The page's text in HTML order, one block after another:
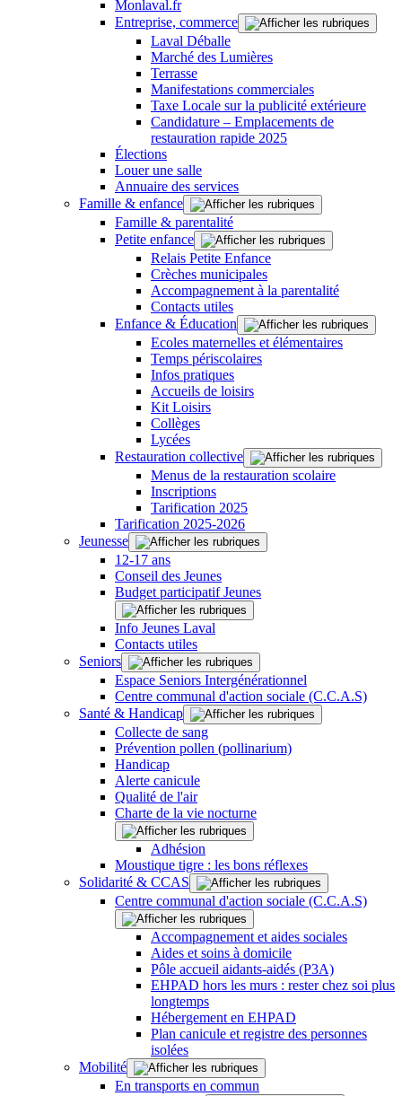
Monlaval.fr
Entreprise, commerce
Laval Déballe
Marché des Lumières
Terrasse
Manifestations commerciales
Taxe Locale sur la publicité extérieure
Candidature – Emplacements de
restauration rapide 2025
Élections
Louer une salle
Annuaire des services
Famille & enfance
Famille & parentalité
Petite enfance
Relais Petite Enfance
Crèches municipales
Accompagnement à la parentalité
Contacts utiles
Enfance & Éducation
Ecoles maternelles et élémentaires
Temps périscolaires
Infos pratiques
Accueils de loisirs
Kit Loisirs
Collèges
Lycées
Restauration collective
Menus de la restauration scolaire
Inscriptions
Tarification 2025
Tarification 2025-2026
Jeunesse
12-17 ans
Conseil des Jeunes
Budget participatif Jeunes
Info Jeunes Laval
Contacts utiles
Seniors
Espace Seniors Intergénérationnel
Centre communal d'action sociale (C.C.A.S)
Santé & Handicap
Collecte de sang
Prévention pollen (pollinarium)
Handicap
Alerte canicule
Qualité de l'air
Charte de la vie nocturne
Adhésion
Moustique tigre : les bons réflexes
Solidarité & CCAS
Centre communal d'action sociale (C.C.A.S)
Accompagnement et aides sociales
Aides et soins à domicile
Pôle accueil aidants-aidés (P3A)
EHPAD hors les murs : rester chez soi plus
longtemps
Hébergement en EHPAD
Plan canicule et registre des personnes
isolées
Mobilité
En transports en commun